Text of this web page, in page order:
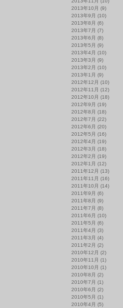
2013年10月 (9)
2013年9月 (10)
2013年8月 (6)
2013年7月 (7)
2013年6月 (8)
2013年5月 (9)
2013年4月 (10)
2013年3月 (9)
2013年2月 (10)
2013年1月 (9)
2012年12月 (10)
2012年11月 (12)
2012年10月 (18)
2012年9月 (19)
2012年8月 (18)
2012年7月 (22)
2012年6月 (20)
2012年5月 (16)
2012年4月 (19)
2012年3月 (18)
2012年2月 (19)
2012年1月 (12)
2011年12月 (13)
2011年11月 (16)
2011年10月 (14)
2011年9月 (6)
2011年8月 (9)
2011年7月 (8)
2011年6月 (10)
2011年5月 (6)
2011年4月 (3)
2011年3月 (4)
2011年2月 (2)
2010年12月 (2)
2010年11月 (1)
2010年10月 (1)
2010年8月 (2)
2010年7月 (1)
2010年6月 (2)
2010年5月 (1)
2010年4月 (5)